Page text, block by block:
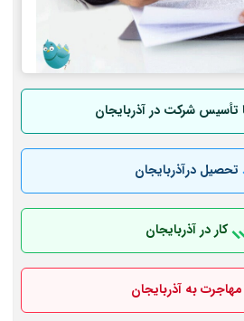
تأسیس شرکت در آذربایجان
تحصیل درآذربایجان
کار در آذربایجان
مهاجرت به آذربایجان